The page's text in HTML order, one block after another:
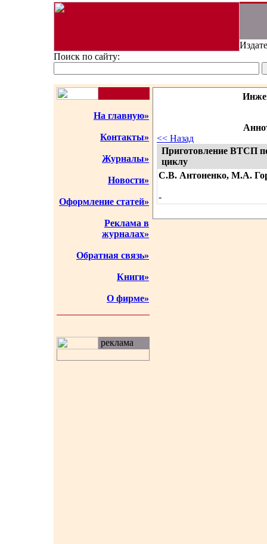
Поиск по сайту:
На главную»
Контакты»
Журналы»
Новости»
Оформление статей»
Реклама в
журналах»
Обратная связь»
Книги»
О фирме»
реклама
<< Назад
Приготовление ВТСП
циклу
С.В. Антоненко, М.А.
-